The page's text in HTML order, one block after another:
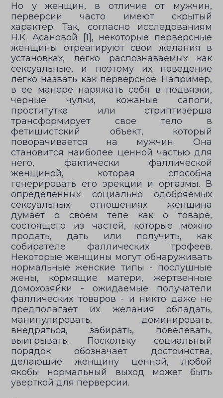
Но у женщин, в отличие от мужчин,
перверсии часто имеют скрытый
характер. Так, согласно исследованиям
Н.К. Асановой [1], некоторые перверсные
женщины отреагируют свои желания в
установках, легко распознаваемых как
сексуальные, и поэтому их поведение
легко назвать как перверсное. Например,
в ее манере наряжать себя в подвязки,
черные чулки, кожаные сапоги,
проститутка или стриптизерша
трансформирует свое тело в
фетишистский объект, который
поворачивается на мужчин. Она
становится наиболее ценной частью для
него, фактически фаллической
женщиной, которая способна
генерировать его эрекции и оргазмы. В
определенных социально одобряемых
сексуальных отношениях женщина
думает о своем теле как о товаре,
состоящего из частей, которые можно
продать, дать или получить, как
собирателе фаллических трофеев.
Некоторые женщины могут обнаруживать
нормальные женские типы - послушные
жены, кормящие матери, жертвенные
домохозяйки - ожидаемые получатели
фаллических товаров - и никто даже не
предполагает их желания обладать,
манипулировать, доминировать,
внедряться, забирать, повелевать,
выигрывать. Поскольку социальный
порядок обозначает достоинства,
делающие женщину ценной, любой
якобы нормальный выход может быть
уверткой для перверсии.